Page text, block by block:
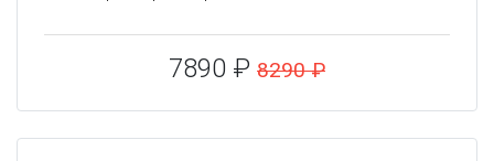
7890 ₽ 8290 ₽